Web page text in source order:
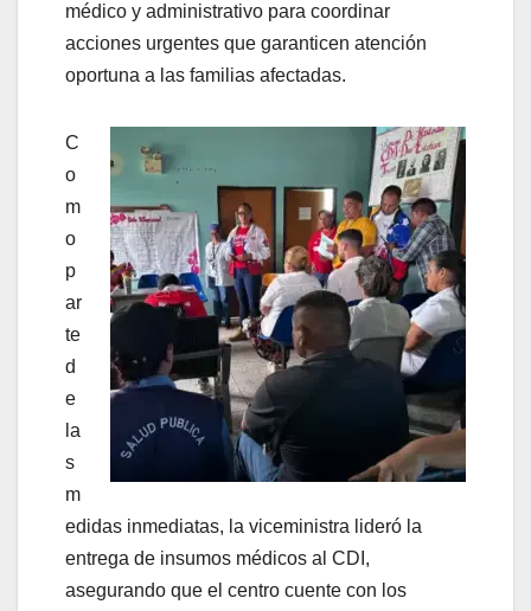
médico y administrativo para coordinar
acciones urgentes que garanticen atención
oportuna a las familias afectadas.
C
o
m
o
p
ar
te
d
e
la
s
m
edidas inmediatas, la viceministra lideró la
entrega de insumos médicos al CDI,
asegurando que el centro cuente con los